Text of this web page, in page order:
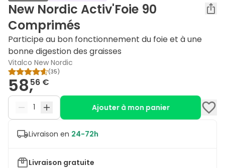
New Nordic Activ'Foie 90
Comprimés
Participe au bon fonctionnement du foie et à une
bonne digestion des graisses
Vitalco New Nordic
(35)
58,56 €
Ajouter à mon panier
Livraison en 24-72h
Livraison gratuite